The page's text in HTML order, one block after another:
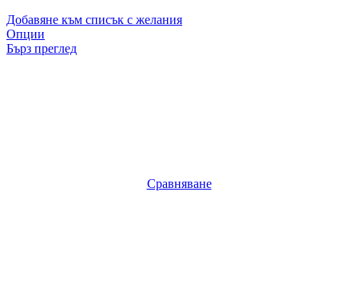
Добавяне към списък с желания
Опции
Бърз преглед
Сравняване